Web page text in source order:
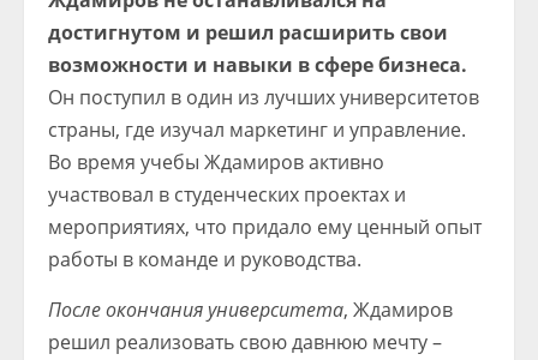
достигнутом и решил расширить свои
возможности и навыки в сфере бизнеса.
Он поступил в один из лучших университетов
страны, где изучал маркетинг и управление.
Во время учебы Ждамиров активно
участвовал в студенческих проектах и
мероприятиях, что придало ему ценный опыт
работы в команде и руководства.
После окончания университета, Ждамиров
решил реализовать свою давнюю мечту –